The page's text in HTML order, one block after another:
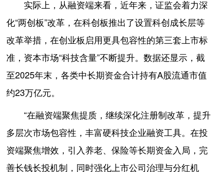
实际上，从融资端来看，近年来，证监会着力深
化“两创板”改革，在科创板推出了设置科创成长层等
改革举措，在创业板启用更具包容性的第三套上市标
准，资本市场“科技含量”不断提升。数据还显示，截
至2025年末，各类中长期资金合计持有A股流通市值
约23万亿元。
“在融资端聚焦提质，继续深化注册制改革，提升
多层次市场包容性，丰富硬科技企业融资工具。在投
资端聚焦增效，引入养老、保险等长期资金入局，完
善长钱长投机制，同时强化上市公司治理与分红机